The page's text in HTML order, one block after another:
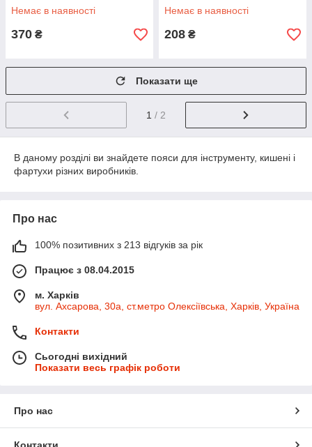
Немає в наявності
370 ₴
Немає в наявності
208 ₴
Показати ще
1 / 2
В даному розділі ви знайдете пояси для інструменту, кишені і
фартухи різних виробників.
Про нас
100% позитивних з 213 відгуків за рік
Працює з 08.04.2015
м. Харків
вул. Ахсарова, 30а, ст.метро Олексіївська, Харків, Україна
Контакти
Сьогодні вихідний
Показати весь графік роботи
Про нас